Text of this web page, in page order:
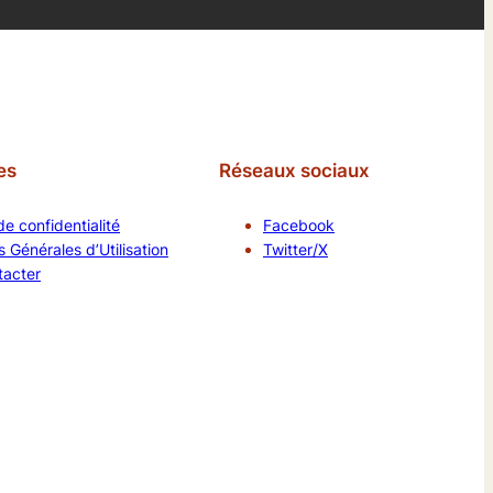
confidentialité
Générales d’Utilisation
Réseaux sociaux
Facebook
Twitter/X